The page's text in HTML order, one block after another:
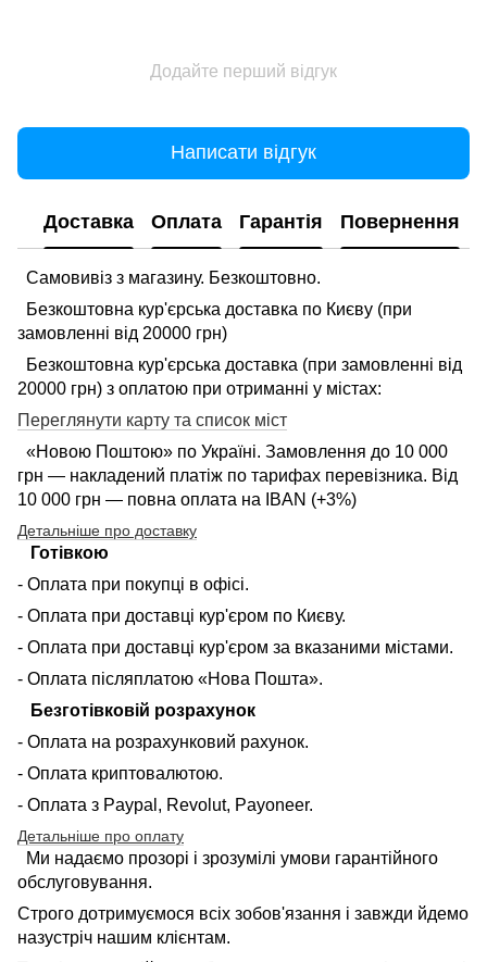
Додайте перший відгук
Написати відгук
Доставка Оплата Гарантія Повернення
Самовивіз з магазину. Безкоштовно.
Безкоштовна кур'єрська доставка по Києву (при
замовленні від 20000 грн)
Безкоштовна кур'єрська доставка (при замовленні від
20000 грн) з оплатою при отриманні у містах:
Переглянути карту та список міст
«Новою Поштою» по Україні. Замовлення до 10 000
грн — накладений платіж по тарифах перевізника. Від
10 000 грн — повна оплата на IBAN (+3%)
Детальніше про доставку
Готівкою
- Оплата при покупці в офісі.
- Оплата при доставці кур'єром по Києву.
- Оплата при доставці кур'єром за вказаними містами.
- Оплата післяплатою «Нова Пошта».
Безготівковій розрахунок
- Оплата на розрахунковий рахунок.
- Оплата криптовалютою.
- Оплата з Paypal, Revolut, Payoneer.
Детальніше про оплату
Ми надаємо прозорі і зрозумілі умови гарантійного
обслуговування.
Строго дотримуємося всіх зобов'язання і завжди йдемо
назустріч нашим клієнтам.